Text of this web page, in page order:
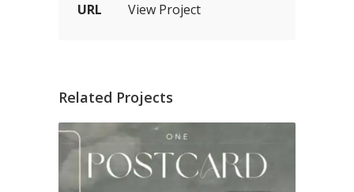
URL View Project
Related Projects